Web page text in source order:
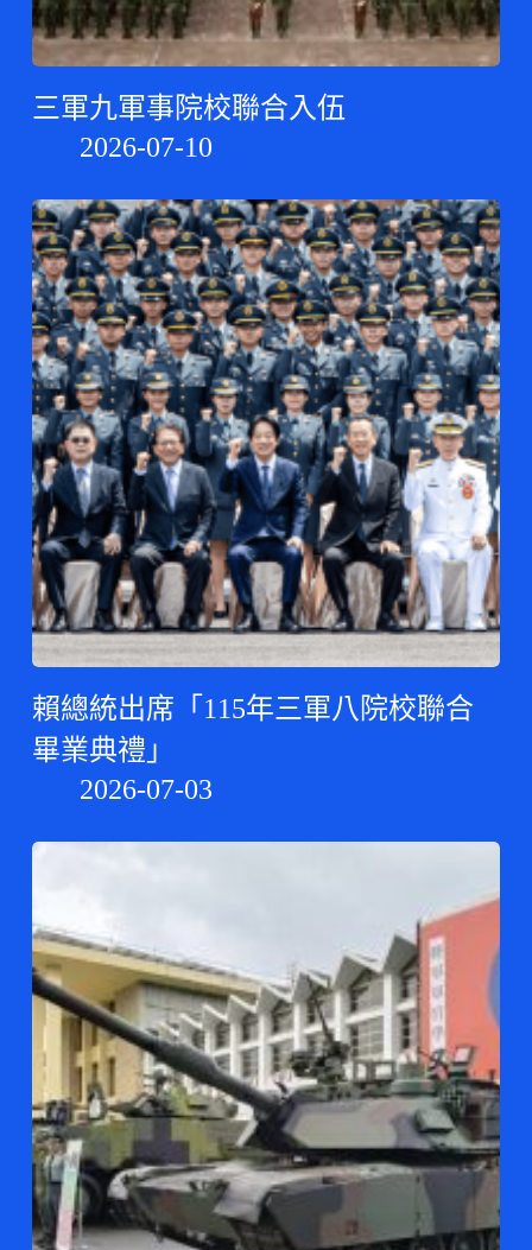
三軍九軍事院校聯合入伍
2026-07-10
賴總統出席「115年三軍八院校聯合
畢業典禮」
2026-07-03